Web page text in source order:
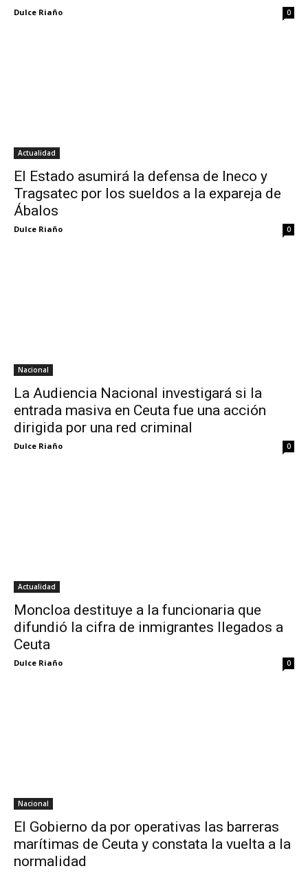
Dulce Riaño 0
Actualidad
El Estado asumirá la defensa de Ineco y
Tragsatec por los sueldos a la expareja de
Ábalos
Dulce Riaño 0
Nacional
La Audiencia Nacional investigará si la
entrada masiva en Ceuta fue una acción
dirigida por una red criminal
Dulce Riaño 0
Actualidad
Moncloa destituye a la funcionaria que
difundió la cifra de inmigrantes llegados a
Ceuta
Dulce Riaño 0
Nacional
El Gobierno da por operativas las barreras
marítimas de Ceuta y constata la vuelta a la
normalidad